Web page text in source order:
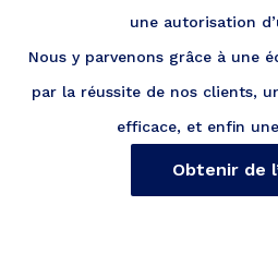
une autorisation
Nous y parvenons grâce à une
par la réussite de nos clients,
efficace, et enfin
Obtenir de